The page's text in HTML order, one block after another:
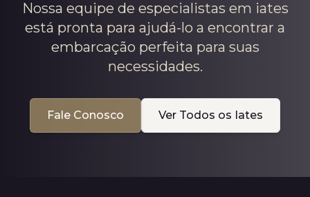
Nossa equipe de especialistas em iates
está pronta para ajudá-lo a encontrar a
embarcação perfeita para suas
necessidades.
Fale Conosco Ver Todos os Iates